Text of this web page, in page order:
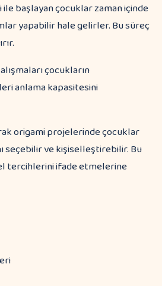
başlayan çocuklar zaman içinde
yapabilir hale gelirler. Bu süreç
çocukların
anlama kapasitesini
origami projelerinde çocuklar
seçebilir ve kişiselleştirebilir. Bu
tercihlerini ifade etmelerine